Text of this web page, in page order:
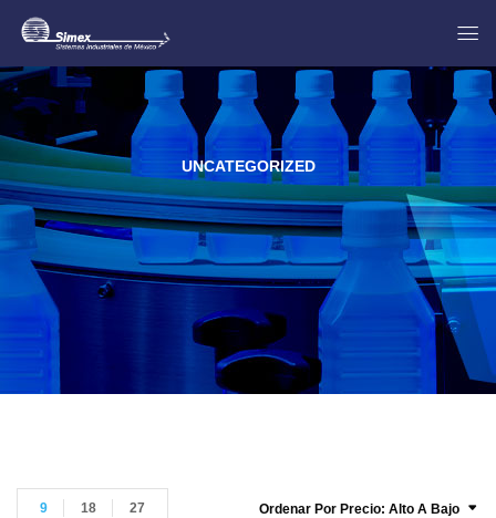
UNCATEGORIZED
Ordenar Por Precio: Alto A Bajo
9 18 27